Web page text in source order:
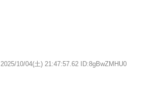
2025/10/04(土) 21:47:57.62 ID:8gBwZMHU0